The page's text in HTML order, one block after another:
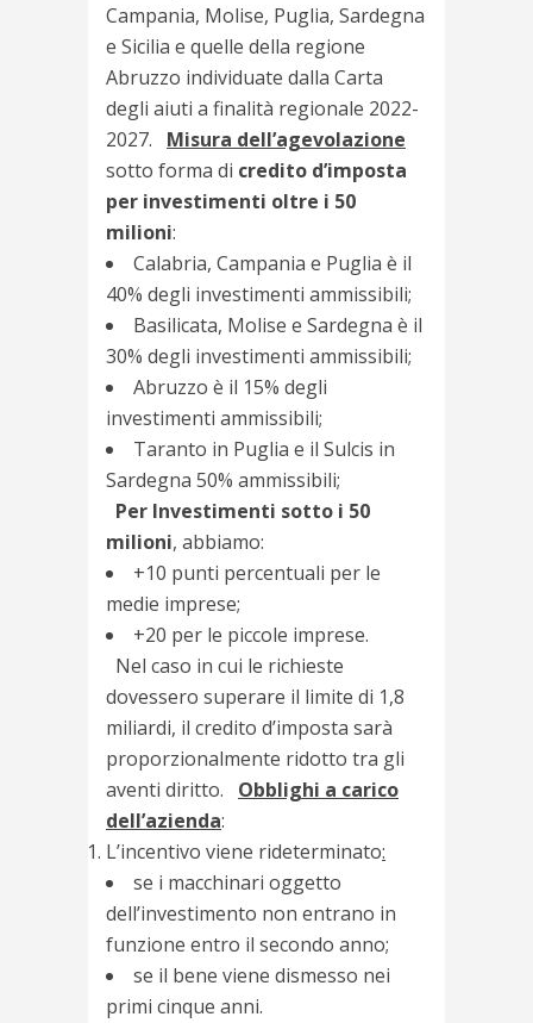
Campania, Molise, Puglia, Sardegna
e Sicilia e quelle della regione
Abruzzo individuate dalla Carta
degli aiuti a finalità regionale 2022-
2027. Misura dell’agevolazione
sotto forma di credito d’imposta
per investimenti oltre i 50
milioni:
Calabria, Campania e Puglia è il
40% degli investimenti ammissibili;
Basilicata, Molise e Sardegna è il
30% degli investimenti ammissibili;
Abruzzo è il 15% degli
investimenti ammissibili;
Taranto in Puglia e il Sulcis in
Sardegna 50% ammissibili;
Per Investimenti sotto i 50
milioni, abbiamo:
+10 punti percentuali per le
medie imprese;
+20 per le piccole imprese.
Nel caso in cui le richieste
dovessero superare il limite di 1,8
miliardi, il credito d’imposta sarà
proporzionalmente ridotto tra gli
aventi diritto. Obblighi a carico
dell’azienda:
L’incentivo viene rideterminato:
se i macchinari oggetto
dell’investimento non entrano in
funzione entro il secondo anno;
se il bene viene dismesso nei
primi cinque anni.